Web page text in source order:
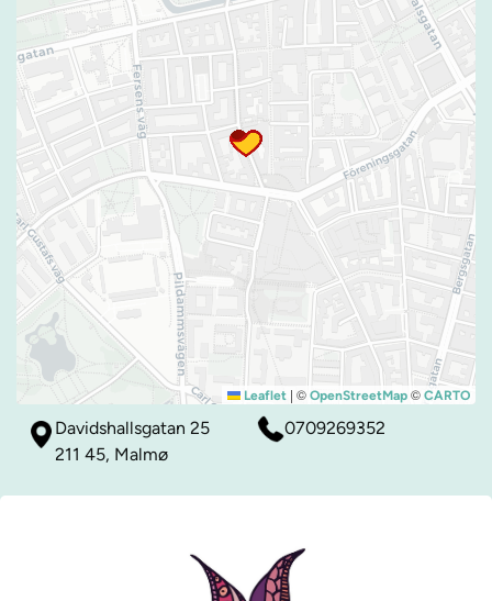
Leaflet | © OpenStreetMap © CARTO
Davidshallsgatan 25
211 45, Malmø
0709269352